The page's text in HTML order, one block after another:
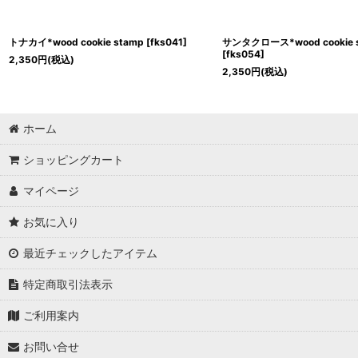
トナカイ*wood cookie stamp [fks041]
2,350円(税込)
サンタクロース*wood cookie
[fks054]
2,350円(税込)
ホーム
ショッピングカート
マイページ
お気に入り
最近チェックしたアイテム
特定商取引法表示
ご利用案内
お問い合せ